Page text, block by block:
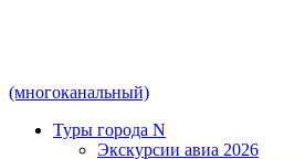
(многоканальный)
Туры города N
Экскурсии авиа 2026